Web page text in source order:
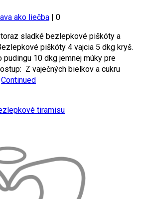
ako liečba | 0
sladké bezlepkové piškóty a
piškóty 4 vajcia 5 dkg kryš.
pudingu 10 dkg jemnej múky pre
Z vaječných bielkov a cukru
Continued
tiramisu